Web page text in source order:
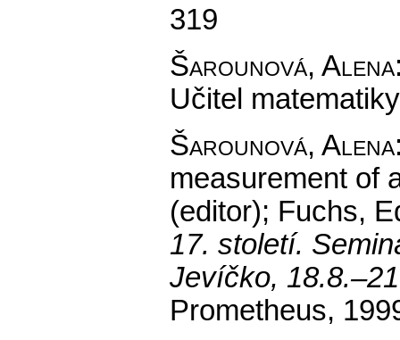
319
Šarounová, Alena
Učitel matematiky
Šarounová, Alena
measurement of
(editor); Fuchs,
17. století.
Jevíčko,
Prometheus,